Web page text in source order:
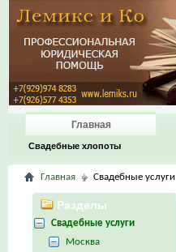
Главная
Свадебные хлопоты
Главная Свадебные услуги
Разделы
Свадебные услуги
Москва